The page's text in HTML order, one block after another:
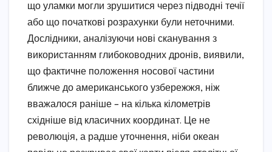
що уламки могли зрушитися через підводні течії
або що початкові розрахунки були неточними.
Дослідники, аналізуючи нові сканування з
використанням глибоководних дронів, виявили,
що фактичне положення носової частини
ближче до американського узбережжя, ніж
вважалося раніше – на кілька кілометрів
східніше від класичних координат. Це не
революція, а радше уточнення, ніби океан